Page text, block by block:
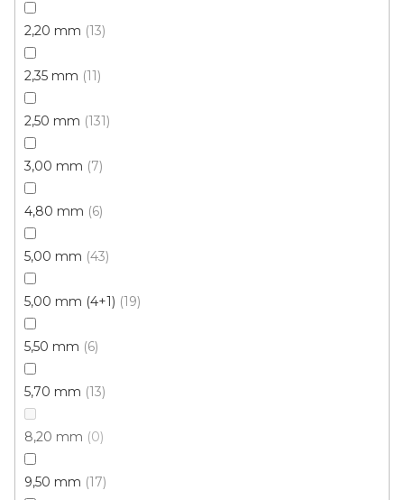
2,20 mm 13
2,35 mm 11
2,50 mm 131
3,00 mm 7
4,80 mm 6
5,00 mm 43
5,00 mm (4+1) 19
5,50 mm 6
5,70 mm 13
8,20 mm 0
9,50 mm 17
Vinylové dílce Purello Fix 30 V / 31131
Skladem, ihned k odeslání
459 Kč
499 Kč
Fix 30V (lepená)